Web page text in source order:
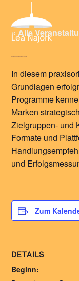
« Alle
In diesem
Grundlagen
Programme
Marken
Zielgruppen- und
Formate und
und
Zum
DETAILS
Beginn: